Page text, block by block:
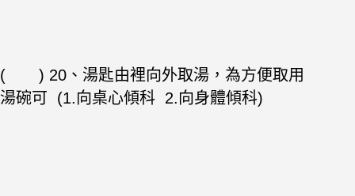
( ) 20、湯匙由裡向外取湯，為方便取用
湯碗可 (1.向桌心傾科 2.向身體傾科)